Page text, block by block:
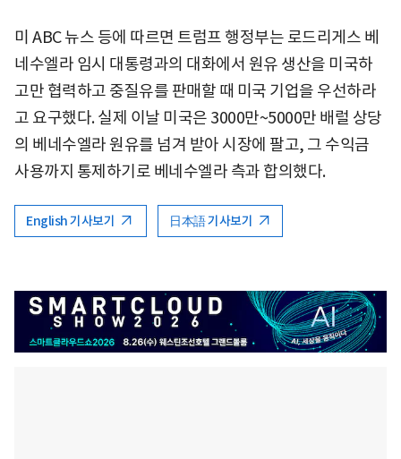
미 ABC 뉴스 등에 따르면 트럼프 행정부는 로드리게스 베
네수엘라 임시 대통령과의 대화에서 원유 생산을 미국하
고만 협력하고 중질유를 판매할 때 미국 기업을 우선하라
고 요구했다. 실제 이날 미국은 3000만~5000만 배럴 상당
의 베네수엘라 원유를 넘겨 받아 시장에 팔고, 그 수익금
사용까지 통제하기로 베네수엘라 측과 합의했다.
English 기사보기 日本語 기사보기